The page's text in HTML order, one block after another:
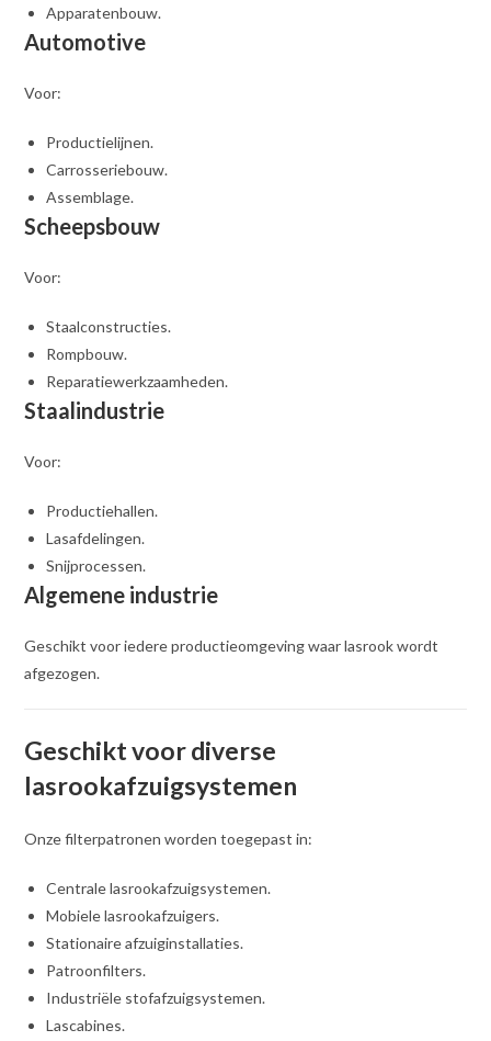
Apparatenbouw.
Automotive
Voor:
Productielijnen.
Carrosseriebouw.
Assemblage.
Scheepsbouw
Voor:
Staalconstructies.
Rompbouw.
Reparatiewerkzaamheden.
Staalindustrie
Voor:
Productiehallen.
Lasafdelingen.
Snijprocessen.
Algemene industrie
Geschikt voor iedere productieomgeving waar lasrook wordt
afgezogen.
Geschikt voor diverse
lasrookafzuigsystemen
Onze filterpatronen worden toegepast in:
Centrale lasrookafzuigsystemen.
Mobiele lasrookafzuigers.
Stationaire afzuiginstallaties.
Patroonfilters.
Industriële stofafzuigsystemen.
Lascabines.